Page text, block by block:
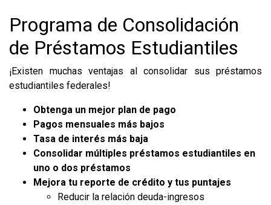
Programa de Consolidación
de Préstamos Estudiantiles
¡Existen muchas ventajas al consolidar sus préstamos
estudiantiles federales!
Obtenga un mejor plan de pago
Pagos mensuales más bajos
Tasa de interés más baja
Consolidar múltiples préstamos estudiantiles en
uno o dos préstamos
Mejora tu reporte de crédito y tus puntajes
Reducir la relación deuda-ingresos